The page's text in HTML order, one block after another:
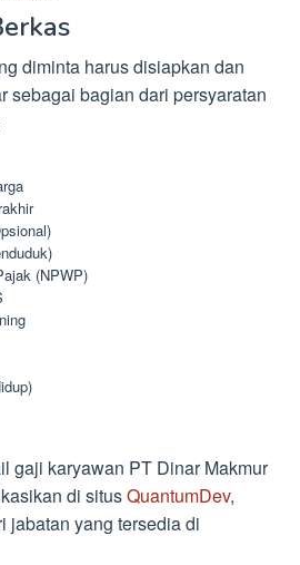
diminta harus disiapkan dan
sebagai bagian dari persyaratan
(NPWP)
gaji karyawan PT Dinar Makmur
di situsQuantumDev,
jabatan yang tersedia di